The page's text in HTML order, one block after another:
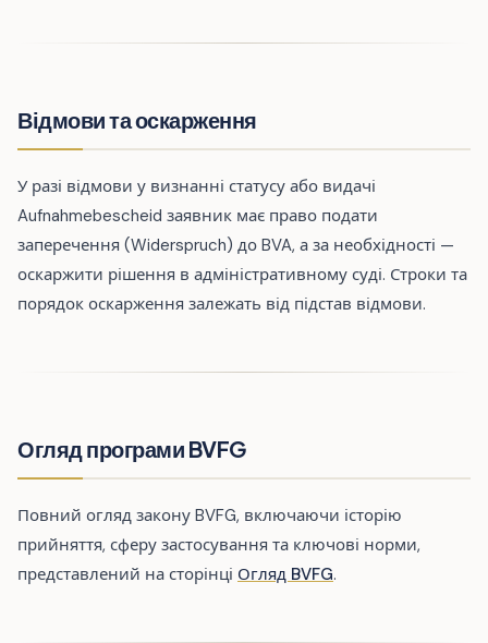
Відмови та оскарження
У разі відмови у визнанні статусу або видачі
Aufnahmebescheid заявник має право подати
заперечення (Widerspruch) до BVA, а за необхідності —
оскаржити рішення в адміністративному суді. Строки та
порядок оскарження залежать від підстав відмови.
Огляд програми BVFG
Повний огляд закону BVFG, включаючи історію
прийняття, сферу застосування та ключові норми,
представлений на сторінці Огляд BVFG.